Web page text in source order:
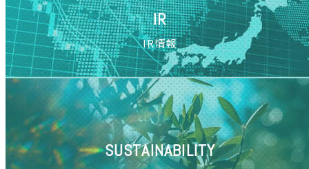
IR
IR情報
SUSTAINABILITY